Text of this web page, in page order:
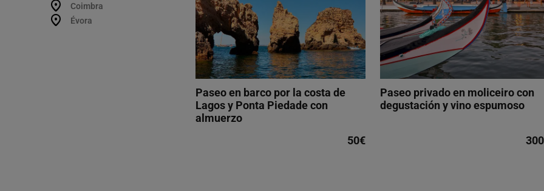
Coimbra
Évora
Paseo en barco por la costa de
Lagos y Ponta Piedade con
almuerzo
50€
Paseo privado en moliceiro con
degustación y vino espumoso